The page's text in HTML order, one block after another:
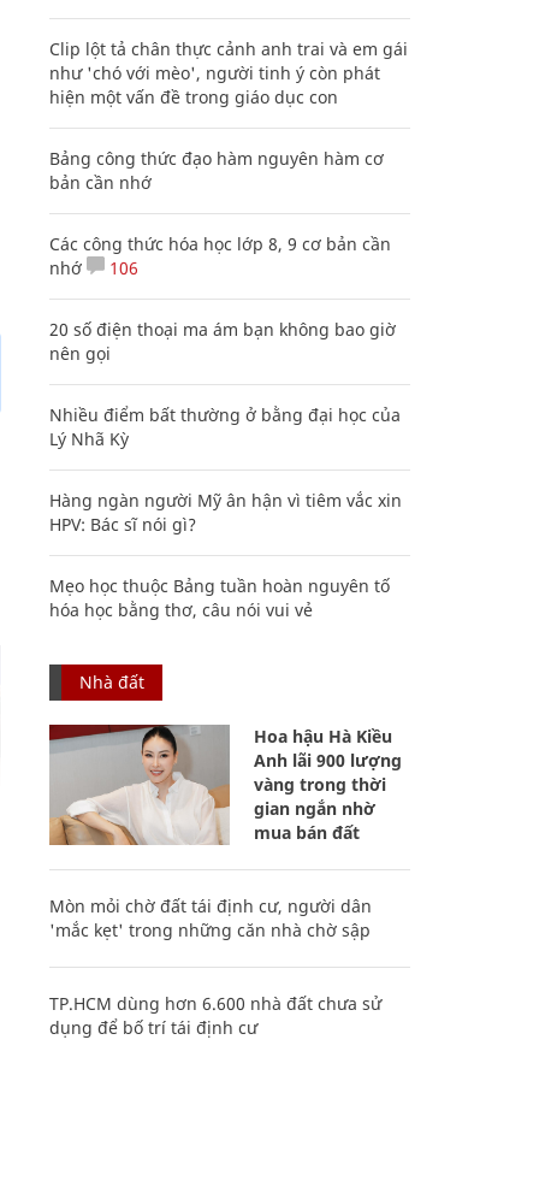
Clip lột tả chân thực cảnh anh trai và em gái
như 'chó với mèo', người tinh ý còn phát
hiện một vấn đề trong giáo dục con
Bảng công thức đạo hàm nguyên hàm cơ
bản cần nhớ
Các công thức hóa học lớp 8, 9 cơ bản cần
nhớ
106
20 số điện thoại ma ám bạn không bao giờ
nên gọi
Nhiều điểm bất thường ở bằng đại học của
Lý Nhã Kỳ
Hàng ngàn người Mỹ ân hận vì tiêm vắc xin
HPV: Bác sĩ nói gì?
Mẹo học thuộc Bảng tuần hoàn nguyên tố
hóa học bằng thơ, câu nói vui vẻ
Nhà đất
Hoa hậu Hà Kiều
Anh lãi 900 lượng
vàng trong thời
gian ngắn nhờ
mua bán đất
Mòn mỏi chờ đất tái định cư, người dân
'mắc kẹt' trong những căn nhà chờ sập
TP.HCM dùng hơn 6.600 nhà đất chưa sử
dụng để bố trí tái định cư